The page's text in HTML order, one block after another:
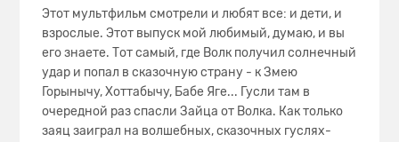
Этот мультфильм смотрели и любят все: и дети, и
взрослые. Этот выпуск мой любимый, думаю, и вы
его знаете. Тот самый, где Волк получил солнечный
удар и попал в сказочную страну - к Змею
Горынычу, Хоттабычу, Бабе Яге... Гусли там в
очередной раз спасли Зайца от Волка. Как только
заяц заиграл на волшебных, сказочных гуслях-